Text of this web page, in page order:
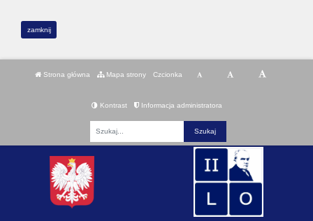
zamknij
Strona główna Mapa strony Czcionka
Kontrast Informacja administratora